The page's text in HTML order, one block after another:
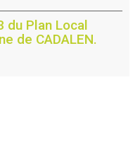
du Plan Local
de CADALEN.